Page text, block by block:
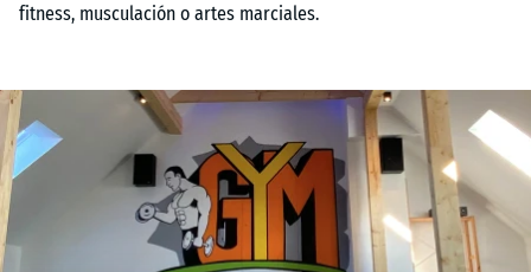
fitness, musculación o artes marciales.